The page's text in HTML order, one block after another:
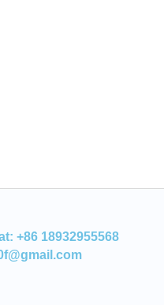
+86 18932955568